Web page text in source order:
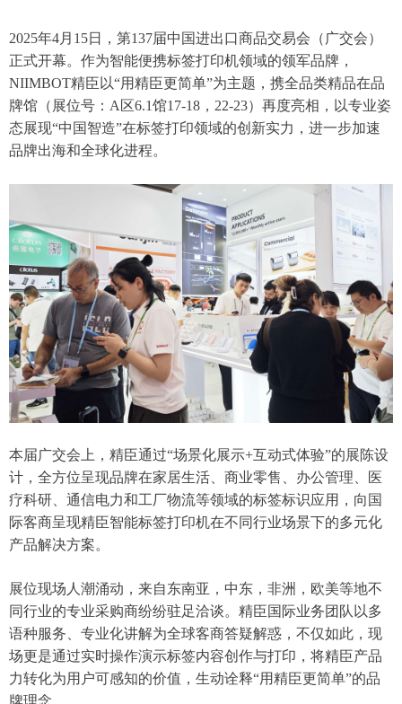
2025年4月15日，第137届中国进出口商品交易会（广交会）
正式开幕。作为智能便携标签打印机领域的领军品牌，
NIIMBOT精臣以“用精臣更简单”为主题，携全品类精品在品
牌馆（展位号：A区6.1馆17-18，22-23）再度亮相，以专业姿
态展现“中国智造”在标签打印领域的创新实力，进一步加速
品牌出海和全球化进程。
本届广交会上，精臣通过“场景化展示+互动式体验”的展陈设
计，全方位呈现品牌在家居生活、商业零售、办公管理、医
疗科研、通信电力和工厂物流等领域的标签标识应用，向国
际客商呈现精臣智能标签打印机在不同行业场景下的多元化
产品解决方案。
展位现场人潮涌动，来自东南亚，中东，非洲，欧美等地不
同行业的专业采购商纷纷驻足洽谈。精臣国际业务团队以多
语种服务、专业化讲解为全球客商答疑解惑，不仅如此，现
场更是通过实时操作演示标签内容创作与打印，将精臣产品
力转化为用户可感知的价值，生动诠释“用精臣更简单”的品